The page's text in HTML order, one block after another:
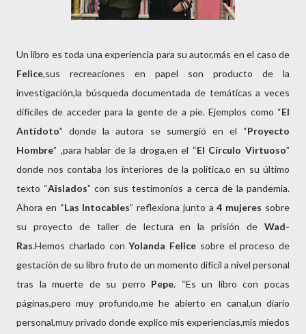
Un libro es toda una experiencia para su autor,más en el caso de
Felice,sus recreaciones en papel son producto de la
investigación,la búsqueda documentada de temáticas a veces
difíciles de acceder para la gente de a pie. Ejemplos como “El
Antídoto” donde la autora se sumergió en el “Proyecto
Hombre” ,para hablar de la droga,en el “El Círculo Virtuoso”
donde nos contaba los interiores de la política,o en su último
texto “Aislados” con sus testimonios a cerca de la pandemia.
Ahora en “Las Intocables” reflexiona junto a4 mujeres sobre
su proyecto de taller de lectura en la prisión de Wad-
Ras.Hemos charlado conYolanda Felice sobre el proceso de
gestación de su libro fruto de un momento difícil a nivel personal
tras la muerte de su perro Pepe. “Es un libro con pocas
páginas,pero muy profundo,me he abierto en canal,un diario
personal,muy privado donde explico mis experiencias,mis miedos